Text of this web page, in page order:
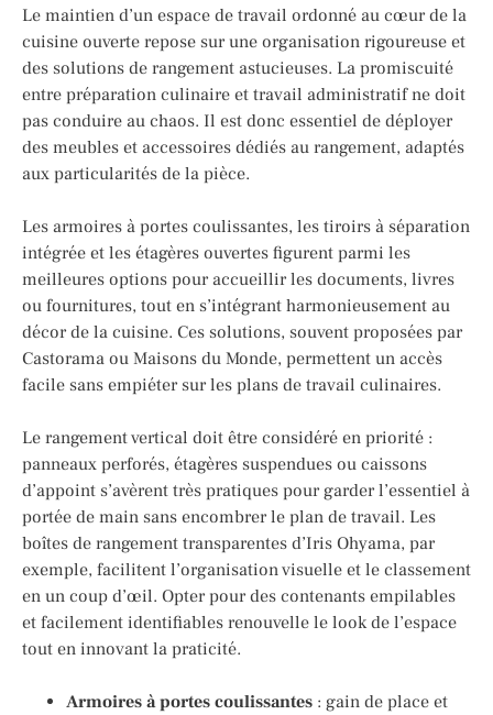
Le maintien d’un espace de travail ordonné au cœur de la
cuisine ouverte repose sur une organisation rigoureuse et
des solutions de rangement astucieuses. La promiscuité
entre préparation culinaire et travail administratif ne doit
pas conduire au chaos. Il est donc essentiel de déployer
des meubles et accessoires dédiés au rangement, adaptés
aux particularités de la pièce.
Les armoires à portes coulissantes, les tiroirs à séparation
intégrée et les étagères ouvertes figurent parmi les
meilleures options pour accueillir les documents, livres
ou fournitures, tout en s’intégrant harmonieusement au
décor de la cuisine. Ces solutions, souvent proposées par
Castorama ou Maisons du Monde, permettent un accès
facile sans empiéter sur les plans de travail culinaires.
Le rangement vertical doit être considéré en priorité :
panneaux perforés, étagères suspendues ou caissons
d’appoint s’avèrent très pratiques pour garder l’essentiel à
portée de main sans encombrer le plan de travail. Les
boîtes de rangement transparentes d’Iris Ohyama, par
exemple, facilitent l’organisation visuelle et le classement
en un coup d’œil. Opter pour des contenants empilables
et facilement identifiables renouvelle le look de l’espace
tout en innovant la praticité.
Armoires à portes coulissantes : gain de place et